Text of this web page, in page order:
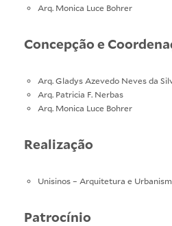
Arq. Monica Luce Bohrer
Concepção e
Arq. Gladys Azevedo Neves da
Arq. Patricia F. Nerbas
Arq. Monica Luce Bohrer
Realização
Unisinos – Arquitetura e
Patrocínio